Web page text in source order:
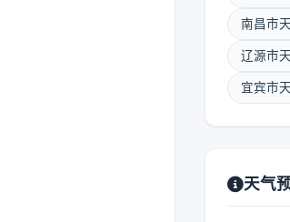
南昌市
辽源市
宜宾市
天气